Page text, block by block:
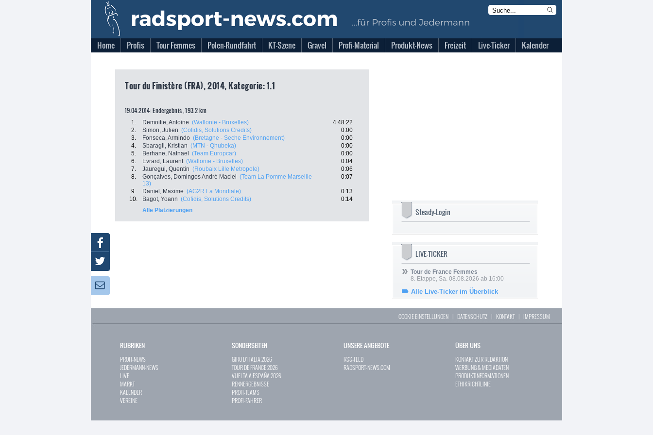
Home Profis Tour Femmes Polen-Rundfahrt KT-Szene Gravel Profi-Material Produkt-News Freizeit Live-Ticker Kalender
Tour du Finistère (FRA), 2014, Kategorie: 1.1
19.04.2014: Endergebnis , 193.2 km
1. Demoitie, Antoine (Wallonie - Bruxelles)
4:48:22
2.
Simon, Julien (Cofidis, Solutions Credits)
0:00
3.
Fonseca, Armindo (Bretagne - Seche Environnement)
0:00
4.
Sbaragli, Kristian (MTN - Qhubeka)
0:00
5.
Berhane, Natnael (Team Europcar)
0:00
6.
Evrard, Laurent (Wallonie - Bruxelles)
0:04
7.
Jauregui, Quentin (Roubaix Lille Metropole)
0:06
8.
Gonçalves, Domingos André Maciel
(Team La Pomme Marseille
13)
0:07
9. Daniel, Maxime (AG2R La Mondiale)
0:13
10.
Bagot, Yoann (Cofidis, Solutions Credits)
0:14
Alle Platzierungen
Steady-Login
LIVE-TICKER
Tour de France Femmes
8. Etappe, Sa. 08.08.2026 ab 16:00
Alle Live-Ticker im Überblick
COOKIE EINSTELLUNGEN | DATENSCHUTZ | KONTAKT| IMPRESSUM
RUBRIKEN
PROFI-NEWS
JEDERMANN-NEWS
LIVE
MARKT
KALENDER
VEREINE
SONDERSEITEN
GIRO D`ITALIA 2026
TOUR DE FRANCE 2026
VUELTA A ESPAÑA 2026
RENNERGEBNISSE
PROFI-TEAMS
PROFI-FAHRER
UNSERE ANGEBOTE
RSS-FEED
RADSPORT-NEWS.COM
ÜBER UNS
KONTAKT ZUR REDAKTION
WERBUNG & MEDIADATEN
PRODUKTINFORMATIONEN
ETHIKRICHTLINIE